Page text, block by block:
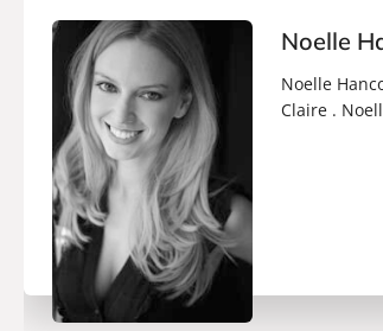
Noelle
Noelle
Claire .